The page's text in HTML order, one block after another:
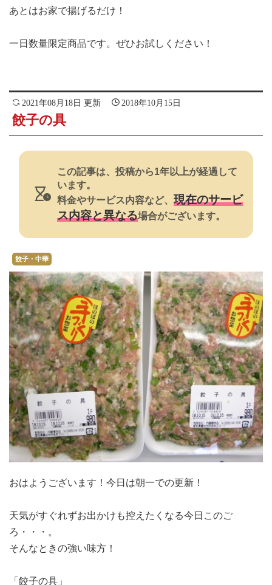
あとはお家で揚げるだけ！
一日数量限定商品です。ぜひお試しください！
2021年08月18日 更新 2018年10月15日
餃子の具
この記事は、投稿から1年以上が経過して
います。
料金やサービス内容など、 現在のサービ
ス内容と異なる場合がございます。
餃子・中華
おはようございます！今日は朝一での更新！
天気がすぐれずお出かけも控えたくなる今日このご
ろ・・・。
そんなときの強い味方！
「餃子の具」